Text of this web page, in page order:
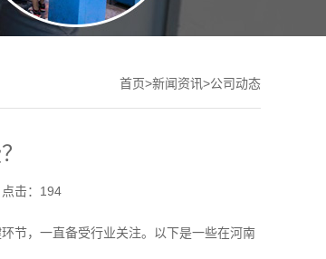
首页>新闻资讯>公司动态
点击：194
节，一直备受行业关注。以下是一些在河南